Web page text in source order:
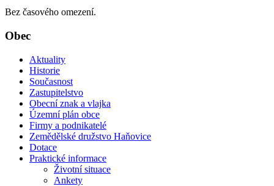
Bez časového omezení.
Obec
Aktuality
Historie
Současnost
Zastupitelstvo
Obecní znak a vlajka
Územní plán obce
Firmy a podnikatelé
Zemědělské družstvo Haňovice
Dotace
Praktické informace
Životní situace
Ankety